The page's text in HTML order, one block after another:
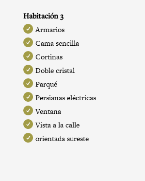
Habitación 3
Armarios
Cama sencilla
Cortinas
Doble cristal
Parqué
Persianas eléctricas
Ventana
Vista a la calle
orientada sureste